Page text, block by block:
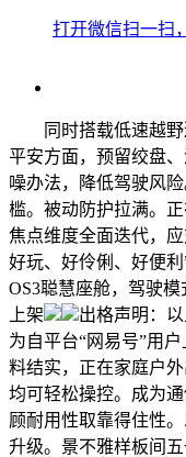
打开微信扫一扫
同时搭载低速越野
平安方面，预留绞盘
噪办法，降低驾驶风
槛。被动防护拉满。
焦点维度全面迭代，
好玩、好伶俐、好便
OS3聪慧座舱，驾驶
上架
出格声明：
为自平台“网易号”用
料结实，正在家庭户
均可轻松操控。成为
顾耐用性取靠得住性
升级。景不雅样板间